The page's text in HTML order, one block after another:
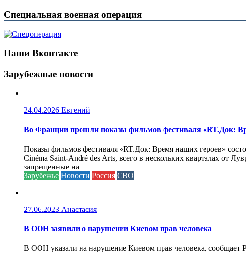
Специальная военная операция
Наши Вконтакте
Зарубежные новости
24.04.2026 Евгений
Во Франции прошли показы фильмов фестиваля «RT.Док:
Показы фильмов фестиваля «RT.Док: Время наших героев»
Cinéma Saint-André des Arts, всего в нескольких кварталах от
запрещенные на...
Зарубежье Новости Россия СВО
27.06.2023 Анастасия
В ООН заявили о нарушении Киевом прав человека
В ООН указали на нарушение Киевом прав человека, сообщает